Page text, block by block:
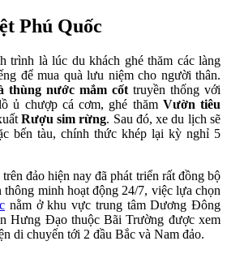
Phú Quốc
trình là lúc du khách ghé thăm các làng
để mua quà lưu niệm cho người thân.
thùng nước mắm cốt truyền thống với
ủ chượp cá cơm, ghé thăm Vườn tiêu
Rượu sim rừng. Sau đó, xe du lịch sẽ
bến tàu, chính thức khép lại kỳ nghỉ 5
đảo hiện nay đã phát triển rất đồng bộ
minh hoạt động 24/7, việc lựa chọn
nằm ở khu vực trung tâm Dương Đông
Hưng Đạo thuộc Bãi Trường được xem
di chuyển tới 2 đầu Bắc và Nam đảo.